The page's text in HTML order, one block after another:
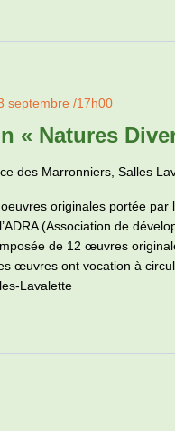
« Natures
septembre /17h00
des Marronniers, Salles
originales portée
(Association de
de 12 œuvres
œuvres ont vocation à
Lavalette